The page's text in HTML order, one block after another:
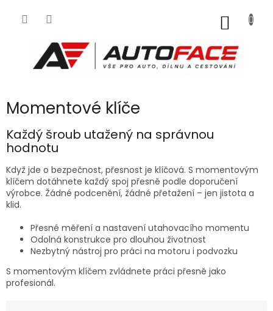
Momentové klíče
Každý šroub utažený na správnou
hodnotu
Když jde o bezpečnost, přesnost je klíčová. S momentovým
klíčem dotáhnete každý spoj přesně podle doporučení
výrobce. Žádné podcenění, žádné přetažení – jen jistota a
klid.
Přesné měření a nastavení utahovacího momentu
Odolná konstrukce pro dlouhou životnost
Nezbytný nástroj pro práci na motoru i podvozku
S momentovým klíčem zvládnete práci přesně jako
profesionál.